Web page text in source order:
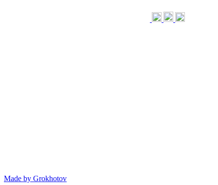
Made by Grokhotov